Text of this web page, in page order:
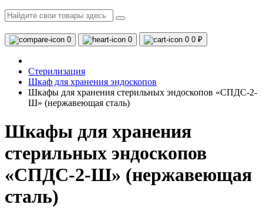
0 0 0 0 ₽
Стерилизация
Шкаф для хранения эндоскопов
Шкафы для хранения стерильных эндоскопов «СПДС-2-
Ш» (нержавеющая сталь)
Шкафы для хранения
стерильных эндоскопов
«СПДС-2-Ш» (нержавеющая
сталь)